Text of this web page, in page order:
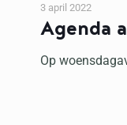
Agenda
3 april 2022
Op